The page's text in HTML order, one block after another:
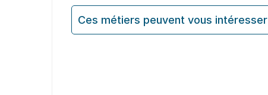
Ces métiers peuvent vous intéresser